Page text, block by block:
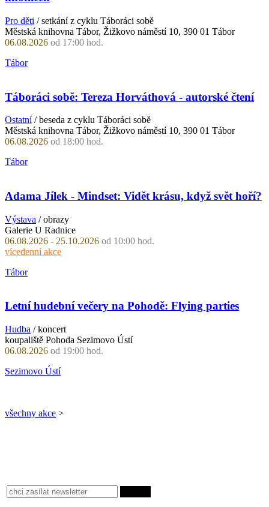
Pro děti / setkání z cyklu Táboráci sobě
Městská knihovna Tábor, Žižkovo náměstí 10, 390 01 Tábor
06.08.2026 od 17:00 hod.
Tábor
Táboráci sobě: Tereza Horváthová - autorské čtení
Ostatní/ beseda z cyklu Táboráci sobě
Městská knihovna Tábor, Žižkovo náměstí 10, 390 01 Tábor
06.08.2026 od 18:00 hod.
Tábor
Adama Jílek - Mindset: Vidět krásu, když svět hoří?
Výstava / obrazy
Galerie U Radnice
06.08.2026 - 25.10.2026 od 10:00 hod.
vícedenní akce
Tábor
Letní hudební večery na Pohodě: Flying parties
Hudba / koncert
koupaliště Pohoda Sezimovo Ústí
06.08.2026 od 19:00 hod.
Sezimovo Ústí
všechny akce >